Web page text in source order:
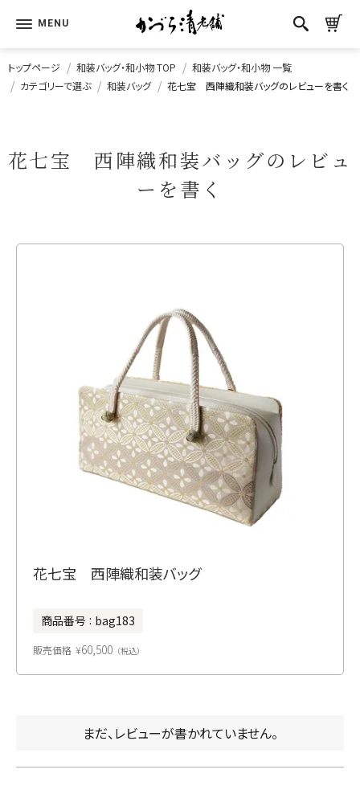
トップページ 和装バッグ・和小物 TOP
和装バッグ・和小物 一覧
カテゴリーで選ぶ
和装バッグ 花七宝 西陣織和装バッグのレビューを書く
花七宝 西陣織和装バッグのレビュ
ーを書く
花七宝 西陣織和装バッグ
商品番号 bag183
販売価格 ¥60,500 税込
まだ、レビューが書かれていません。